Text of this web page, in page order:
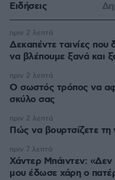
Ειδήσεις
Δεκαπέντε ταινίες
να βλέπουμε ξανά και
πριν 2 λεπτά
Ο σωστός τρόπος να
σκύλο σας
πριν 2 λεπτά
Πώς να βουρτσίζετε τη
πριν 2 λεπτά
Χάντερ Μπάιντεν: «Δεν
μου έδωσε χάρη ο
πριν 7 λεπτά